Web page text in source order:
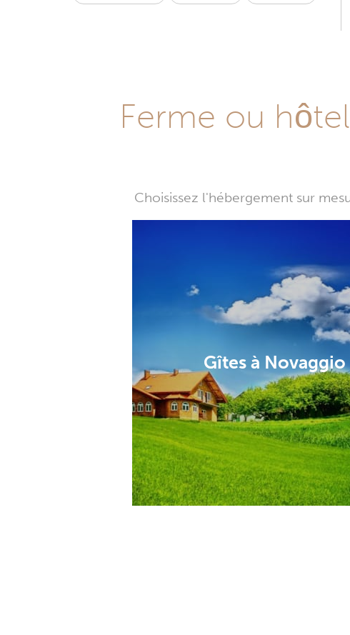
Ferme ou
Choisissez l'hébergement sur
Gîtes à Novaggio